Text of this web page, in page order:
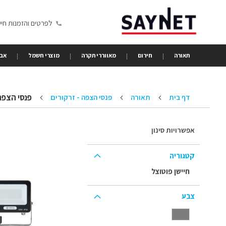
to
Content
לפרטים והזמנות חייגו 04-
תאורה חירום מאווררי תקרה מוצרי חשמל
דף בית תאורה פנסי הצפה - זרקורים פנסי
אפשרויות סינון
קטגוריה
חיישן פוטוצל
צבע